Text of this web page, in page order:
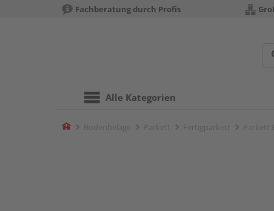
Fachberatung durch Profis
Alle Kategorien
Home